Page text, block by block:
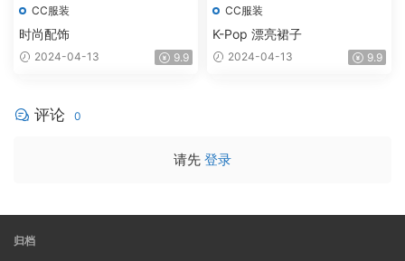
CC服装
时尚配饰
2024-04-13 9.9
CC服装
K-Pop 漂亮裙子
2024-04-13 9.9
评论 0
请先 登录
归档